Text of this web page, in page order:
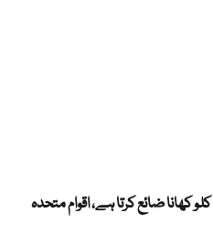
عالمی سطح پر ہر شخص سالانہ 79 کلو کھانا ضائع کرتا ہے، اقوام متحدہ